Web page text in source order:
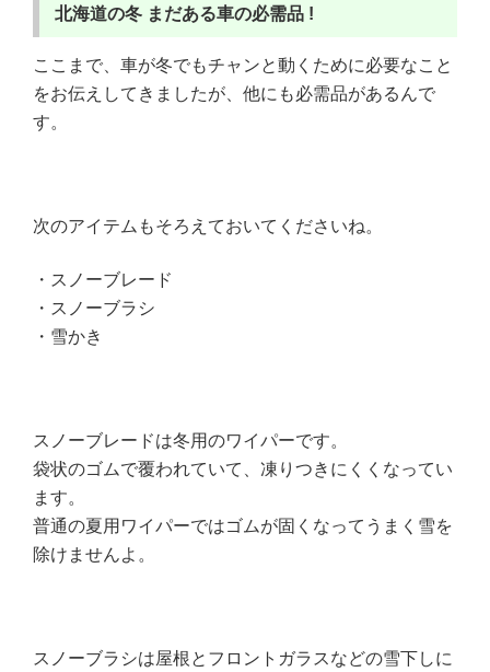
北海道の冬 まだある車の必需品 !
ここまで、車が冬でもチャンと動くために必要なこと
をお伝えしてきましたが、他にも必需品があるんで
す。
次のアイテムもそろえておいてくださいね。
・スノーブレード
・スノーブラシ
・雪かき
スノーブレードは冬用のワイパーです。
袋状のゴムで覆われていて、凍りつきにくくなってい
ます。
普通の夏用ワイパーではゴムが固くなってうまく雪を
除けませんよ。
スノーブラシは屋根とフロントガラスなどの雪下しに